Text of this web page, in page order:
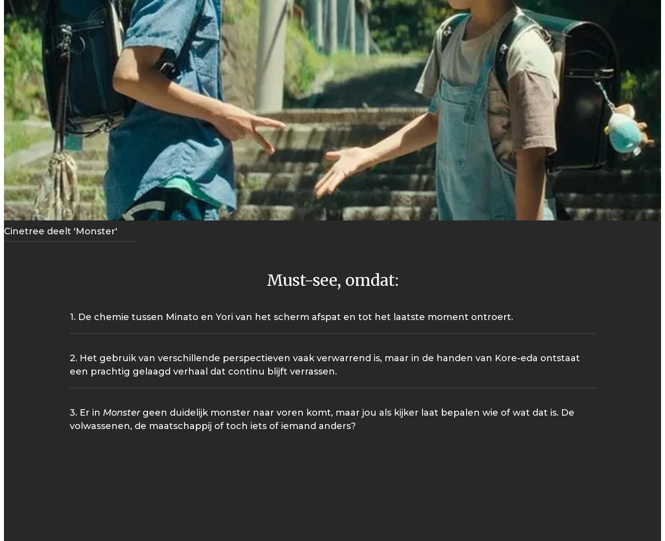
Cinetree deelt 'Monster'
Must-see, omdat:
1. De chemie tussen Minato en Yori van het scherm afspat en tot het laatste moment ontroert.
2. Het gebruik van verschillende perspectieven vaak verwarrend is, maar in de handen van Kore-eda ontstaat
een prachtig gelaagd verhaal dat continu blijft verrassen.
3. Er in Monstergeen duidelijk monster naar voren komt, maar jou als kijker laat bepalen wie of wat dat is. De
volwassenen, de maatschappij of toch iets of iemand anders?